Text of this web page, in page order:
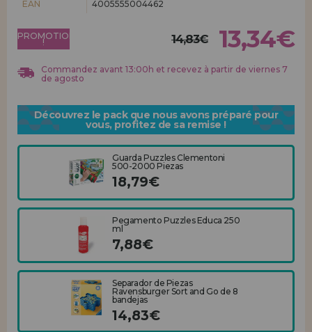
Allez-y! Nous vous attendions.
ENREGISTREMENT DISTRIBUTEUR
EAN
4005555004462
PROMOTION
! 14,83€ 13,34€
Commandez avant 13:00h et recevez à partir de viernes 7
de agosto
Découvrez le pack que nous avons préparé pour
vous, profitez de sa remise !
Guarda Puzzles Clementoni
500-2000 Piezas
18,79€
Pegamento Puzzles Educa 250
ml
7,88€
Separador de Piezas
Ravensburger Sort and Go de 8
bandejas
14,83€